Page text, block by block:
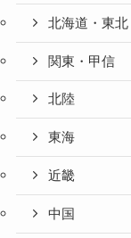
北海道・東北
関東・甲信
北陸
東海
近畿
中国